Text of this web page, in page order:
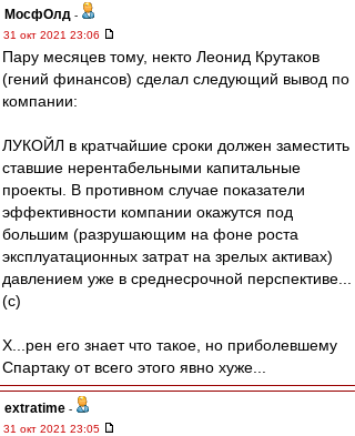
МосфОлд -
31 окт 2021 23:06
Пару месяцев тому, некто Леонид Крутаков
(гений финансов) сделал следующий вывод по
компании:
ЛУКОЙЛ в кратчайшие сроки должен заместить
ставшие нерентабельными капитальные
проекты. В противном случае показатели
эффективности компании окажутся под
большим (разрушающим на фоне роста
эксплуатационных затрат на зрелых активах)
давлением уже в среднесрочной перспективе...
(с)
Х...рен его знает что такое, но приболевшему
Спартаку от всего этого явно хуже...
extratime -
31 окт 2021 23:05